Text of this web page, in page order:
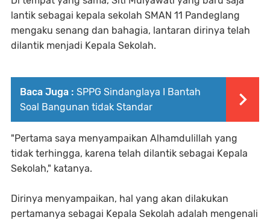
lantik sebagai kepala sekolah SMAN 11 Pandeglang
mengaku senang dan bahagia, lantaran dirinya telah
dilantik menjadi Kepala Sekolah.
Baca Juga : SPPG Sindanglaya I Bantah
Soal Bangunan tidak Standar
"Pertama saya menyampaikan Alhamdulillah yang
tidak terhingga, karena telah dilantik sebagai Kepala
Sekolah," katanya.
Dirinya menyampaikan, hal yang akan dilakukan
pertamanya sebagai Kepala Sekolah adalah mengenali